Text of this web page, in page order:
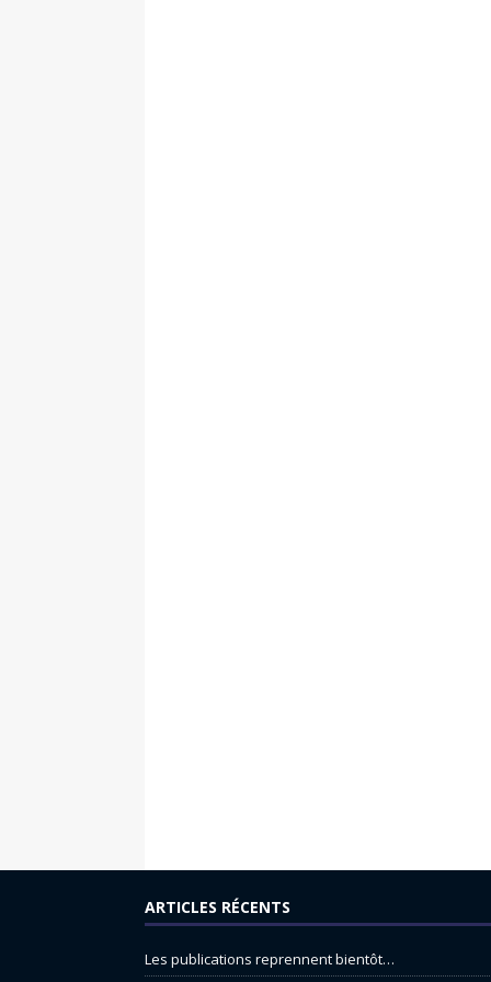
ARTICLES RÉCENTS
Les publications reprennent bientôt…